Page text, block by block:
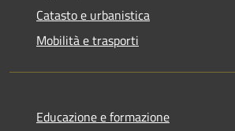
Catasto e urbanistica
Mobilità e trasporti
Educazione e formazione